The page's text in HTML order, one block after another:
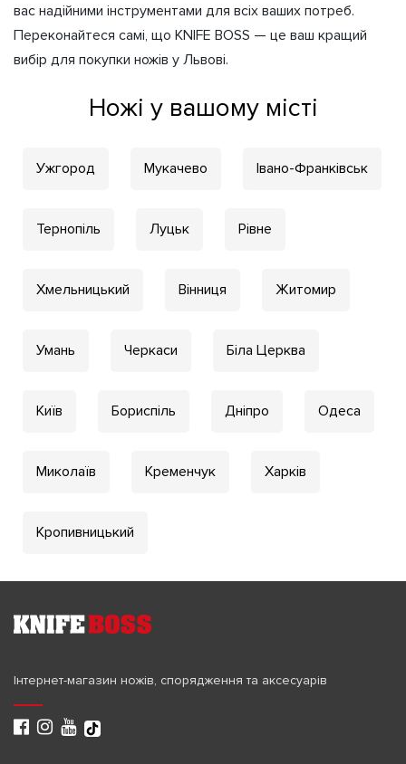
вас надійними інструментами для всіх ваших потреб.
Переконайтеся самі, що KNIFE BOSS — це ваш кращий
вибір для покупки ножів у Львові.
Ножі у вашому місті
Ужгород Мукачево Івано-Франківськ
Тернопіль Луцьк Рівне
Хмельницький Вінниця Житомир
Умань Черкаси Біла Церква
Київ Бориспіль Дніпро Одеса
Миколаїв Кременчук Харків
Кропивницький
Інтернет-магазин ножів, спорядження та аксесуарів